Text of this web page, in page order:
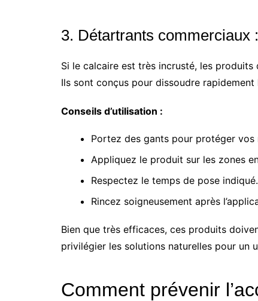
3. Détartrants commerciaux
Si le calcaire est très incrusté, les
Ils sont conçus pour dissoudre
Conseils d’utilisation :
Portez des gants pour protéger vos
Appliquez le produit sur les zones
Respectez le temps de pose indiqué.
Rincez soigneusement après
Bien que très efficaces, ces produits
privilégier les solutions naturelles pour un
Comment prévenir